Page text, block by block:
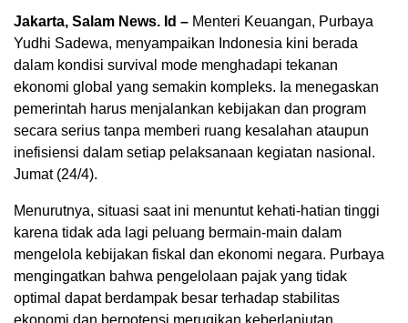
Jakarta, Salam News. Id – Menteri Keuangan, Purbaya
Yudhi Sadewa, menyampaikan Indonesia kini berada
dalam kondisi survival mode menghadapi tekanan
ekonomi global yang semakin kompleks. Ia menegaskan
pemerintah harus menjalankan kebijakan dan program
secara serius tanpa memberi ruang kesalahan ataupun
inefisiensi dalam setiap pelaksanaan kegiatan nasional.
Jumat (24/4).
Menurutnya, situasi saat ini menuntut kehati-hatian tinggi
karena tidak ada lagi peluang bermain-main dalam
mengelola kebijakan fiskal dan ekonomi negara. Purbaya
mengingatkan bahwa pengelolaan pajak yang tidak
optimal dapat berdampak besar terhadap stabilitas
ekonomi dan berpotensi merugikan keberlanjutan